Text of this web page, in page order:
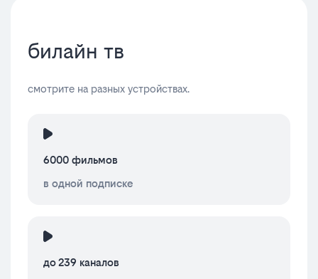
билайн тв
смотрите на разных устройствах.
6000 фильмов
в одной подписке
до 239 каналов